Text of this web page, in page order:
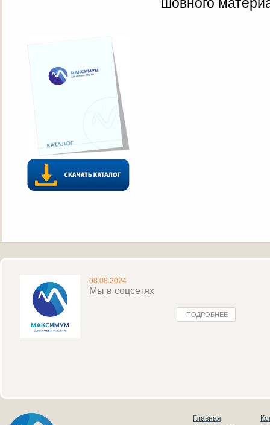
08.08.2024
Мы в соцсетях
ПОДРОБНЕЕ
Главная